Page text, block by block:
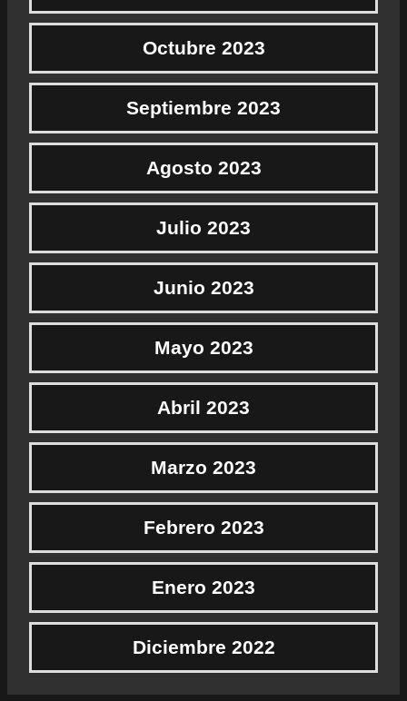
Octubre 2023
Septiembre 2023
Agosto 2023
Julio 2023
Junio 2023
Mayo 2023
Abril 2023
Marzo 2023
Febrero 2023
Enero 2023
Diciembre 2022